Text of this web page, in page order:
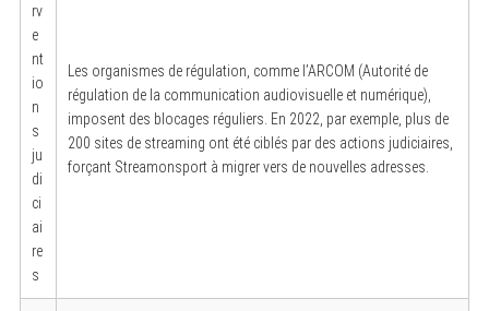
rv
e
nt
io
n
s
ju
di
ci
ai
re
s
Les organismes de régulation, comme l’ARCOM (Autorité de
régulation de la communication audiovisuelle et numérique),
imposent des blocages réguliers. En 2022, par exemple, plus de
200 sites de streaming ont été ciblés par des actions judiciaires,
forçant Streamonsport à migrer vers de nouvelles adresses.